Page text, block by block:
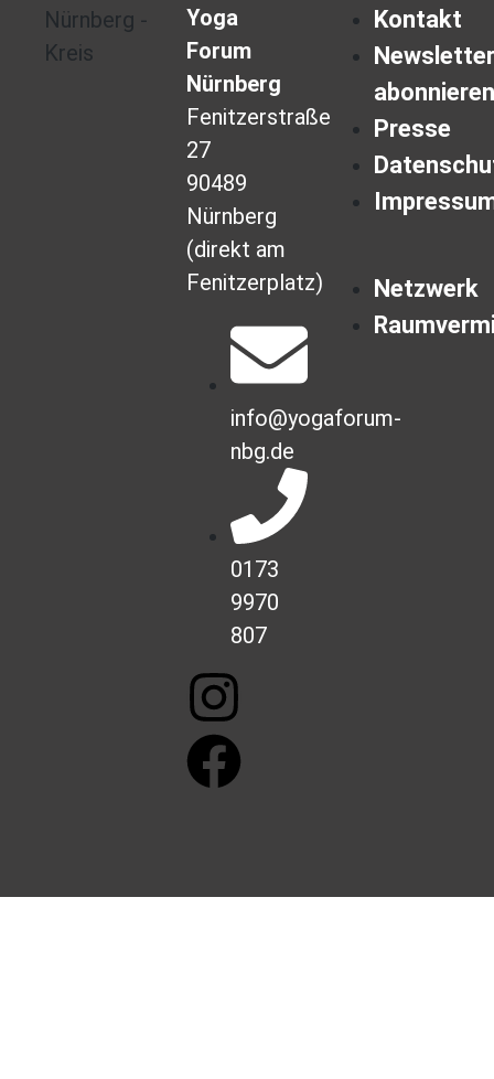
Yoga
Forum
Nürnberg
Fenitzerstraße
27
90489
Nürnberg
(direkt am
Fenitzerplatz)
info@yogaforum-
nbg.de
0173
9970
807
Kontakt
Newsletter
abonnieren
Presse
Netzwerk